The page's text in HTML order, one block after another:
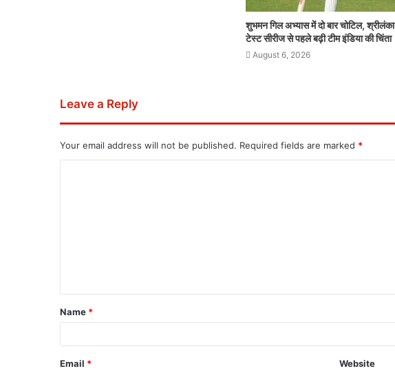
शुभमन गिल अभ्यास में दो बार चोटिल, श्रीलंका
टेस्ट सीरीज से पहले बढ़ी टीम इंडिया की चिंता
August 6, 2026
Leave a Reply
Your email address will not be published. Required fields are marked *
Name *
Email * Website